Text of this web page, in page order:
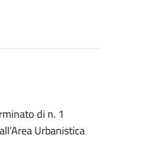
di n. 1
Urbanistica